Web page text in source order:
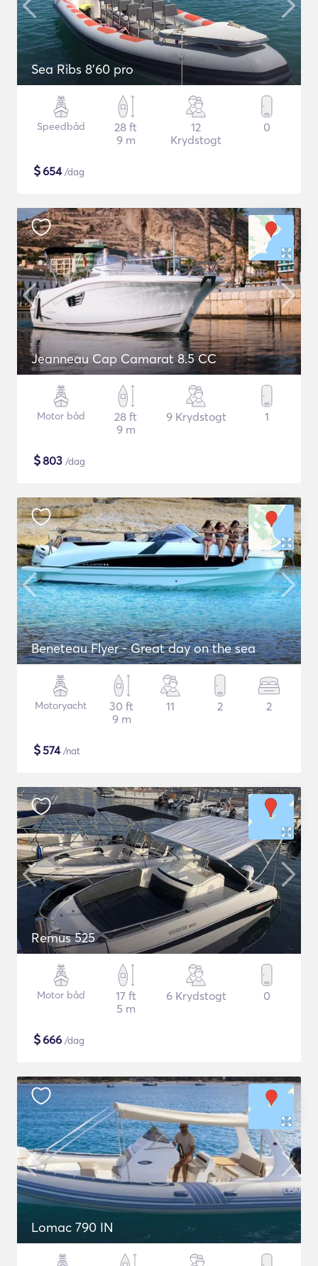
Sea Ribs 8'60 pro
Speedbåd
28 ft
9 m
12
Krydstogt
0
$654/dag
Jeanneau Cap Camarat 8.5 CC
Motor båd
28 ft
9 m
9 Krydstogt 1
$803 /dag
Beneteau Flyer - Great day on the sea
Motoryacht
30 ft
9 m
11 2 2
$574/nat
Remus 525
Motor båd
17 ft
5 m
6 Krydstogt 0
$666 /dag
Lomac 790 IN